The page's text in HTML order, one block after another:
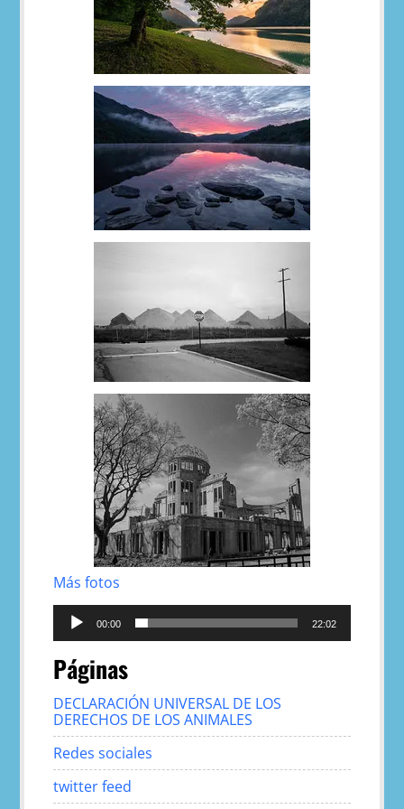
Más fotos
Reproductor
audio
00:00 22:02
Páginas
DECLARACIÓN UNIVERSAL DE LOS
DERECHOS DE LOS ANIMALES
Redes sociales
twitter feed